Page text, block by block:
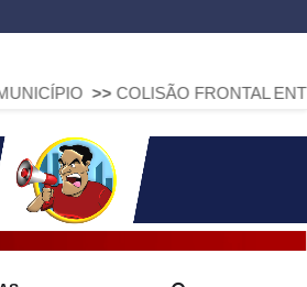
COLISÃO FRONTAL ENTRE DUAS